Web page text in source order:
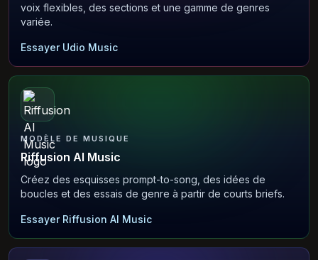
voix flexibles, des sections et une gamme de genres
variée.
Essayer Udio Music
MODÈLE DE MUSIQUE
Riffusion AI Music
Créez des esquisses prompt-to-song, des idées de
boucles et des essais de genre à partir de courts briefs.
Essayer Riffusion AI Music